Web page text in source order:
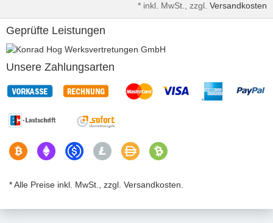
* inkl. MwSt., zzgl. Versandkosten
Geprüfte Leistungen
Unsere Zahlungsarten
* Alle Preise inkl. MwSt., zzgl. Versandkosten.